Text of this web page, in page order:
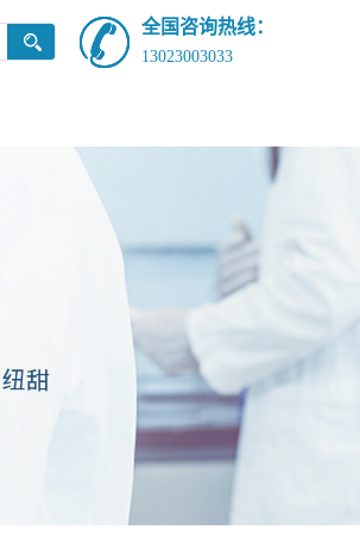
全国咨询热线：
13023003033